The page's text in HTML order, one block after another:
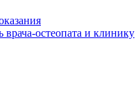
остеопата и клинику